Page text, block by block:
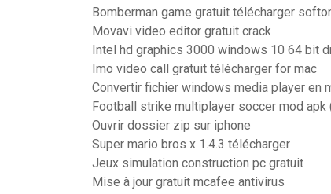
Bomberman game gratuit télécharger
Movavi video editor gratuit crack
Intel hd graphics 3000 windows 10 64 bit
Imo video call gratuit télécharger for mac
Convertir fichier windows media player en
Football strike multiplayer soccer mod apk
Ouvrir dossier zip sur iphone
Super mario bros x 1.4.3 télécharger
Jeux simulation construction pc gratuit
Mise à jour gratuit mcafee antivirus